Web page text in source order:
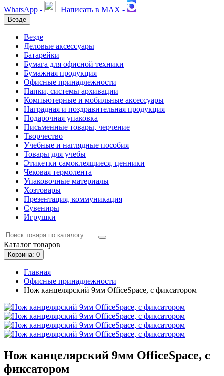
WhatsApp - Написать в MAX -
Везде
Везде
Деловые аксессуары
Батарейки
Бумага для офисной техники
Бумажная продукция
Офисные принадлежности
Папки, системы архивации
Компьютерные и мобильные аксессуары
Наградная и поздравительная продукция
Подарочная упаковка
Письменные товары, черчение
Творчество
Учебные и наглядные пособия
Товары для учебы
Этикетки самоклеящиеся, ценники
Чековая термолента
Упаковочные материалы
Хозтовары
Презентация, коммуникация
Сувениры
Игрушки
Каталог товаров
Корзина: 0
Главная
Офисные принадлежности
Нож канцелярский 9мм OfficeSpace, с фиксатором
Нож канцелярский 9мм OfficeSpace, с
фиксатором